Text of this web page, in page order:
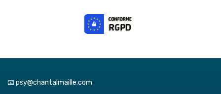
📧 psy@chantalmaille.com